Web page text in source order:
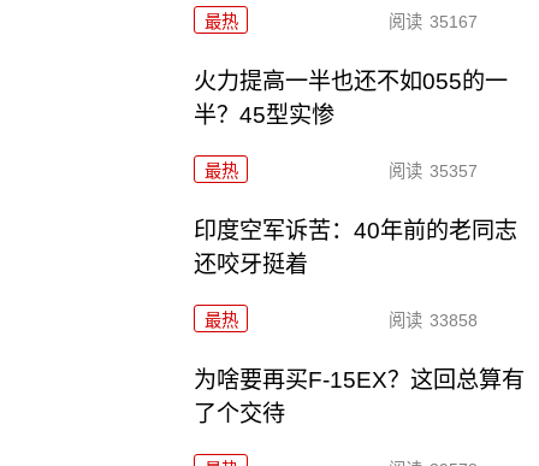
最热 阅读 35167
火力提高一半也还不如055的一
半？45型实惨
最热 阅读 35357
印度空军诉苦：40年前的老同志
还咬牙挺着
最热 阅读 33858
为啥要再买F-15EX？这回总算有
了个交待